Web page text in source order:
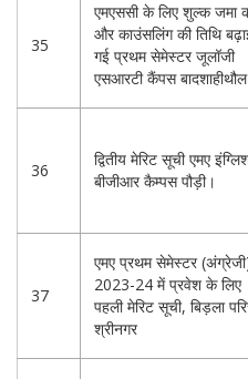
35
एमएससी के लिए शुल्क जमा
और काउंसलिंग की तिथि
गई प्रथम सेमेस्टर जूलॉजी
एसआरटी कैंपस
36
द्वितीय मेरिट सूची एमए
बीजीआर कैम्पस पौड़ी।
37
एमए प्रथम सेमेस्टर
2023-24 में प्रवेश के लिए
पहली मेरिट सूची, बिड़ला
श्रीनगर